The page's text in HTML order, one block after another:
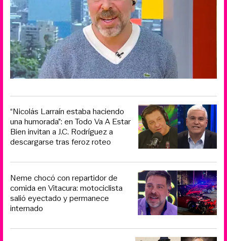
“Nicolás Larraín estaba haciendo
una humorada”: en Todo Va A Estar
Bien invitan a J.C. Rodríguez a
descargarse tras feroz roteo
Neme chocó con repartidor de
comida en Vitacura: motociclista
salió eyectado y permanece
internado